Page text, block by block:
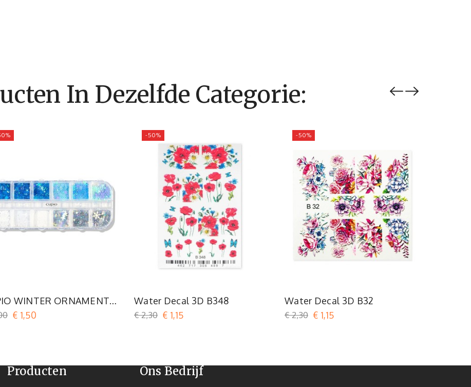
In Dezelfde Categorie:
WINTER ORNAMENTS
- Blue Christmas
€ 1,50
-50%
Water Decal 3D B348
€ 2,30 € 1,15
-50%
Water Decal 3D B32
€ 2,30 € 1,15
Producten Ons Bedrijf